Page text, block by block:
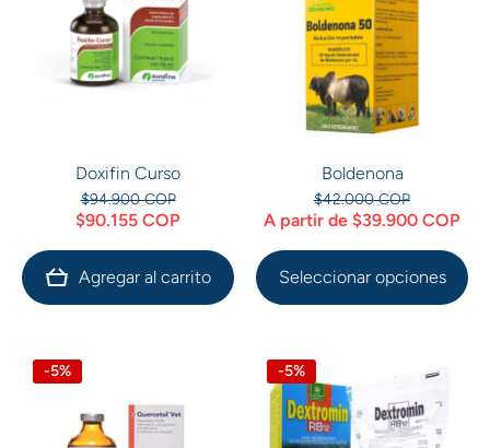
Doxifin Curso
$94.900 COP
$90.155 COP
Agregar al carrito
Boldenona
$42.000 COP
A partir de $39.900 COP
Seleccionar opciones
-5% -5%